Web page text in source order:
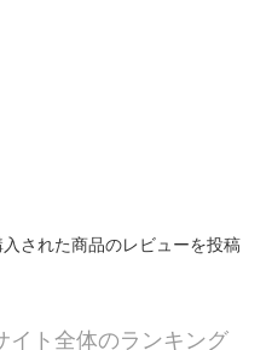
された商品のレビューを投稿
イト全体のランキング